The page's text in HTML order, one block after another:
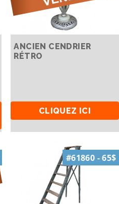
ANCIEN CENDRIER
RÉTRO
CLIQUEZ ICI
#61860 - 65$